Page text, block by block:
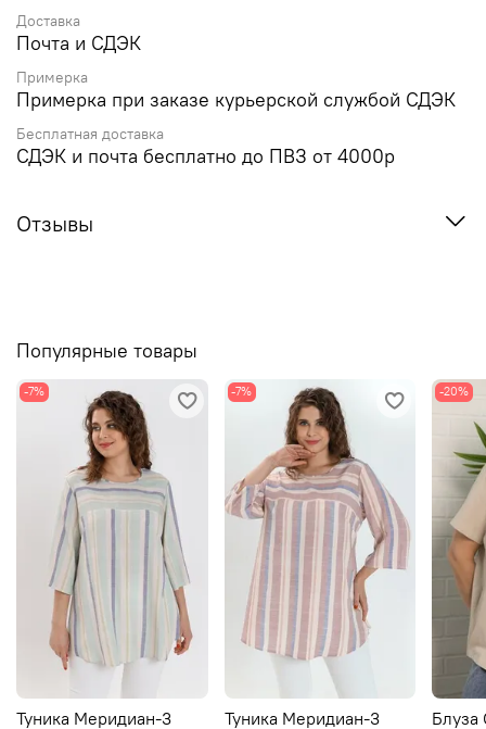
Доставка
Почта и СДЭК
Примерка
Примерка при заказе курьерской службой СДЭК
Бесплатная доставка
СДЭК и почта бесплатно до ПВЗ от 4000р
Отзывы
Популярные товары
-7%
Туника Меридиан-3
-7%
Туника Меридиан-3
-20%
Блуза